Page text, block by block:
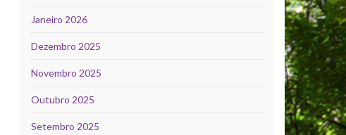
Janeiro 2026
Dezembro 2025
Novembro 2025
Outubro 2025
Setembro 2025